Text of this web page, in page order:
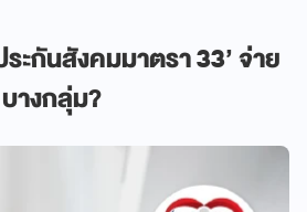
ระกันสังคมมาตรา 33’ จ่าย
างกลุ่ม?